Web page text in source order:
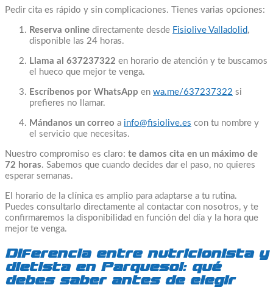
Pedir cita es rápido y sin complicaciones. Tienes varias opciones:
Reserva online directamente desde Fisiolive Valladolid,
disponible las 24 horas.
Llama al 637237322 en horario de atención y te buscamos
el hueco que mejor te venga.
Escríbenos por WhatsApp en wa.me/637237322 si
prefieres no llamar.
Mándanos un correo a info@fisiolive.es con tu nombre y
el servicio que necesitas.
Nuestro compromiso es claro: te damos cita en un máximo de
72 horas. Sabemos que cuando decides dar el paso, no quieres
esperar semanas.
El horario de la clínica es amplio para adaptarse a tu rutina.
Puedes consultarlo directamente al contactar con nosotros, y te
confirmaremos la disponibilidad en función del día y la hora que
mejor te venga.
Diferencia entre nutricionista y
dietista en Parquesol: qué
debes saber antes de elegir